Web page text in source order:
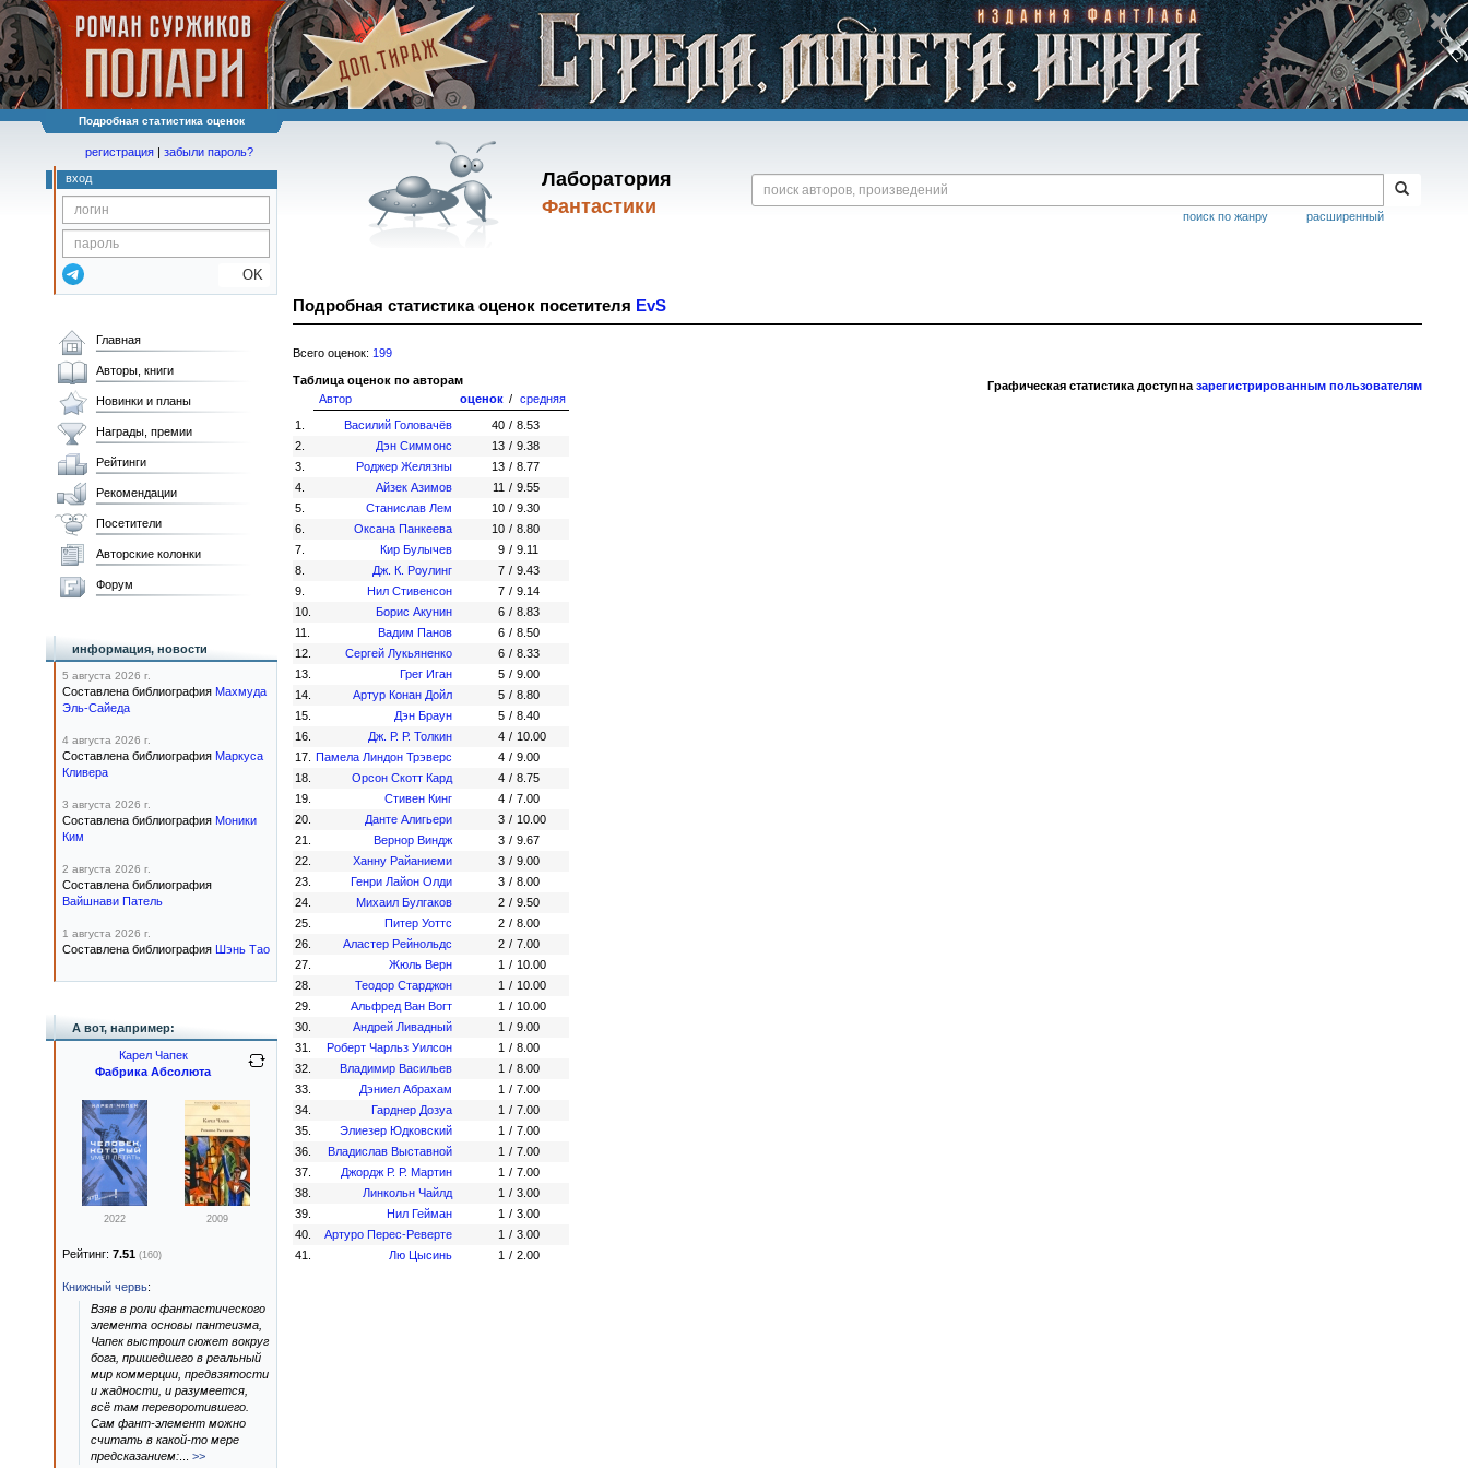
Подробная статистика оценок
Лаборатория
Фантастики
расширенный
поиск по жанру
регистрация | забыли пароль?
вход
OK
Подробная статистика оценок посетителя EvS
Всего оценок: 199
Таблица оценок по авторам
Автор
оценок / средняя
1.
Василий Головачёв 40 / 8.53
2.
Дэн Симмонс 13 / 9.38
3.
Роджер Желязны 13 / 8.77
4.
Айзек Азимов 11 / 9.55
5.
Станислав Лем 10 / 9.30
6.
Оксана Панкеева 10 / 8.80
7.
Кир Булычев 9 / 9.11
8.
Дж. К. Роулинг 7 / 9.43
9.
Нил Стивенсон 7 / 9.14
10.
Борис Акунин 6 / 8.83
11.
Вадим Панов 6 / 8.50
12.
Сергей Лукьяненко 6 / 8.33
13.
Грег Иган 5 / 9.00
14.
Артур Конан Дойл 5 / 8.80
15.
Дэн Браун 5 / 8.40
16.
Дж. Р. Р. Толкин 4 / 10.00
17. Памела Линдон Трэверс 4 / 9.00
18.
Орсон Скотт Кард 4 / 8.75
19.
Стивен Кинг 4 / 7.00
20.
Данте Алигьери 3 / 10.00
21.
Вернор Виндж 3 / 9.67
22.
Ханну Райаниеми 3 / 9.00
23.
Генри Лайон Олди 3 / 8.00
24.
Михаил Булгаков 2 / 9.50
25.
Питер Уоттс 2 / 8.00
26.
Аластер Рейнольдс 2 / 7.00
27.
Жюль Верн 1 / 10.00
28.
Теодор Старджон 1 / 10.00
29.
Альфред Ван Вогт 1 / 10.00
30.
Андрей Ливадный 1 / 9.00
31.
Роберт Чарльз Уилсон 1 / 8.00
32.
Владимир Васильев 1 / 8.00
33.
Дэниел Абрахам 1 / 7.00
34.
Гарднер Дозуа 1 / 7.00
35.
Элиезер Юдковский 1 / 7.00
36.
Владислав Выставной 1 / 7.00
37.
Джордж Р. Р. Мартин 1 / 7.00
38.
Линкольн Чайлд 1 / 3.00
39.
Нил Гейман 1 / 3.00
40.
Артуро Перес-Реверте 1 / 3.00
41.
Лю Цысинь 1 / 2.00
Графическая статистика доступна зарегистрированным пользователям
Главная
Авторы, книги
Новинки и планы
Награды, премии
Рейтинги
Рекомендации
Посетители
Авторские колонки
Форум
информация, новости
5 августа 2026 г.
Составлена библиография Махмуда
Эль-Сайеда
4 августа 2026 г.
Составлена библиография Маркуса
Кливера
3 августа 2026 г.
Составлена библиография Моники
Ким
2 августа 2026 г.
Составлена библиография
Вайшнави Патель
1 августа 2026 г.
Составлена библиография Шэнь Тао
А вот, например:
Карел Чапек
Фабрика Абсолюта
2022 2009
Рейтинг: 7.51 (160)
Книжный червь:
Взяв в роли фантастического
элемента основы пантеизма,
Чапек выстроил сюжет вокруг
бога, пришедшего в реальный
мир коммерции, предвзятости
и жадности, и разумеется,
всё там переворотившего.
Сам фант-элемент можно
считать в какой-то мере
предсказанием:
>>